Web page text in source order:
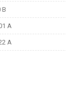
В
А
А